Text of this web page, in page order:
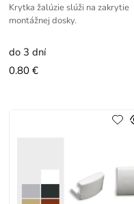
Krytka žalúzie slúži na zakrytie
montážnej dosky.
do 3 dní
0.80 €